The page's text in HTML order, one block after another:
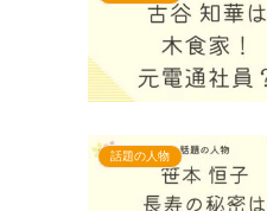
話題の人物